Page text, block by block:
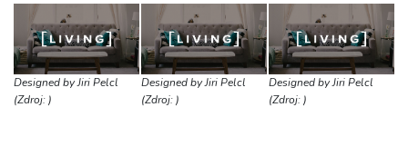
Designed by Jiri Pelcl
(Zdroj: )
Designed by Jiri Pelcl
(Zdroj: )
Designed by Jiri Pelcl
(Zdroj: )